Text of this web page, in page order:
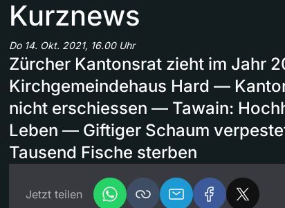
Kurznews
Do 14. Okt. 2021, 16.00 Uhr
Zürcher Kantonsrat zieht im Jahr
Kirchgemeindehaus Hard —
nicht erschiessen — Tawain:
Leben — Giftiger Schaum
Tausend Fische sterben
Jetzt teilen